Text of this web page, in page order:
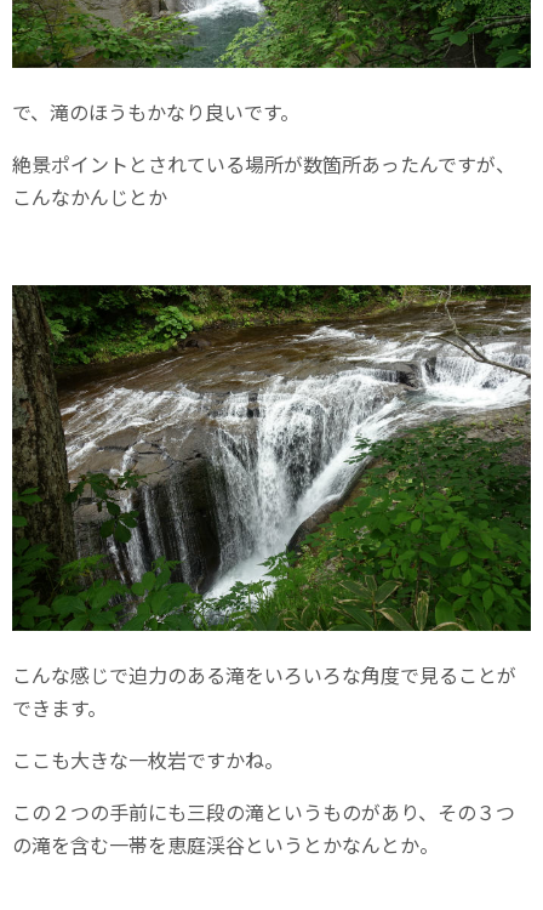
で、滝のほうもかなり良いです。
絶景ポイントとされている場所が数箇所あったんですが、
こんなかんじとか
こんな感じで迫力のある滝をいろいろな角度で見ることが
できます。
ここも大きな一枚岩ですかね。
この２つの手前にも三段の滝というものがあり、その３つ
の滝を含む一帯を恵庭渓谷というとかなんとか。